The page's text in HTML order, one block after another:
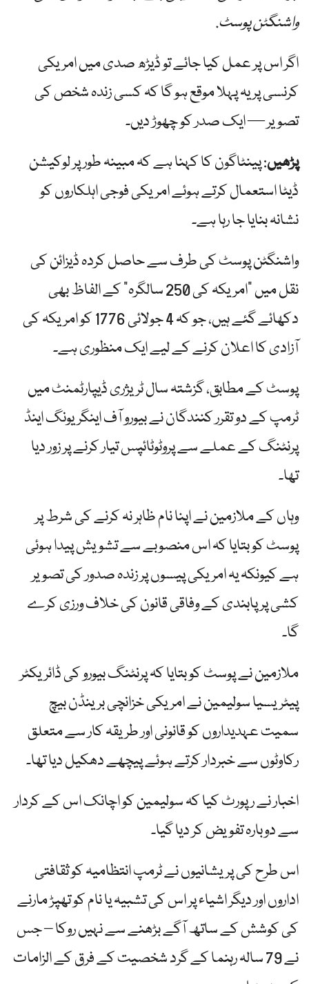
واشنگٹن پوسٹ.
اگر اس پر عمل کیا جائے تو ڈیڑھ صدی میں امریکی
کرنسی پر یہ پہلا موقع ہو گا کہ کسی زندہ شخص کی
تصویر — ایک صدر کو چھوڑ دیں۔
پڑھیں: پینٹاگون کا کہنا ہے کہ مبینہ طور پر لوکیشن
ڈیٹا استعمال کرتے ہوئے امریکی فوجی اہلکاروں کو
نشانہ بنایا جا رہا ہے۔
واشنگٹن پوسٹ کی طرف سے حاصل کردہ ڈیزائن کی
نقل میں "امریکہ کی 250 سالگرہ” کے الفاظ بھی
دکھائے گئے ہیں، جو کہ 4 جولائی 1776 کو امریکہ کی
آزادی کا اعلان کرنے کے لیے ایک منظوری ہے۔
پوسٹ کے مطابق، گزشتہ سال ٹریژری ڈیپارٹمنٹ میں
ٹرمپ کے دو تقرر کنندگان نے بیورو آف اینگریونگ اینڈ
پرنٹنگ کے عملے سے پروٹوٹائپس تیار کرنے پر زور دیا
تھا۔
وہاں کے ملازمین نے اپنا نام ظاہر نہ کرنے کی شرط پر
پوسٹ کو بتایا کہ اس منصوبے سے تشویش پیدا ہوئی
ہے کیونکہ یہ امریکی پیسوں پر زندہ صدور کی تصویر
کشی پر پابندی کے وفاقی قانون کی خلاف ورزی کرے
گا۔
ملازمین نے پوسٹ کو بتایا کہ پرنٹنگ بیورو کی ڈائریکٹر
پیٹریسیا سولیمین نے امریکی خزانچی برینڈن بیچ
سمیت عہدیداروں کو قانونی اور طریقہ کار سے متعلق
رکاوٹوں سے خبردار کرتے ہوئے پیچھے دھکیل دیا تھا۔
اخبار نے رپورٹ کیا کہ سولیمین کو اچانک اس کے کردار
سے دوبارہ تفویض کر دیا گیا۔
اس طرح کی پریشانیوں نے ٹرمپ انتظامیہ کو ثقافتی
اداروں اور دیگر اشیاء پر اس کی تشبیہ یا نام کو تھپڑ مارنے
کی کوشش کے ساتھ آگے بڑھنے سے نہیں روکا – جس
نے 79 سالہ رہنما کے گرد شخصیت کے فرق کے الزامات